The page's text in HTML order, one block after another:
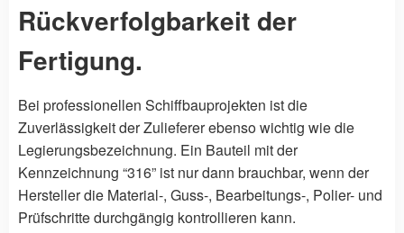
Rückverfolgbarkeit der
Fertigung.
Bei professionellen Schiffbauprojekten ist die
Zuverlässigkeit der Zulieferer ebenso wichtig wie die
Legierungsbezeichnung. Ein Bauteil mit der
Kennzeichnung “316” ist nur dann brauchbar, wenn der
Hersteller die Material-, Guss-, Bearbeitungs-, Polier- und
Prüfschritte durchgängig kontrollieren kann.